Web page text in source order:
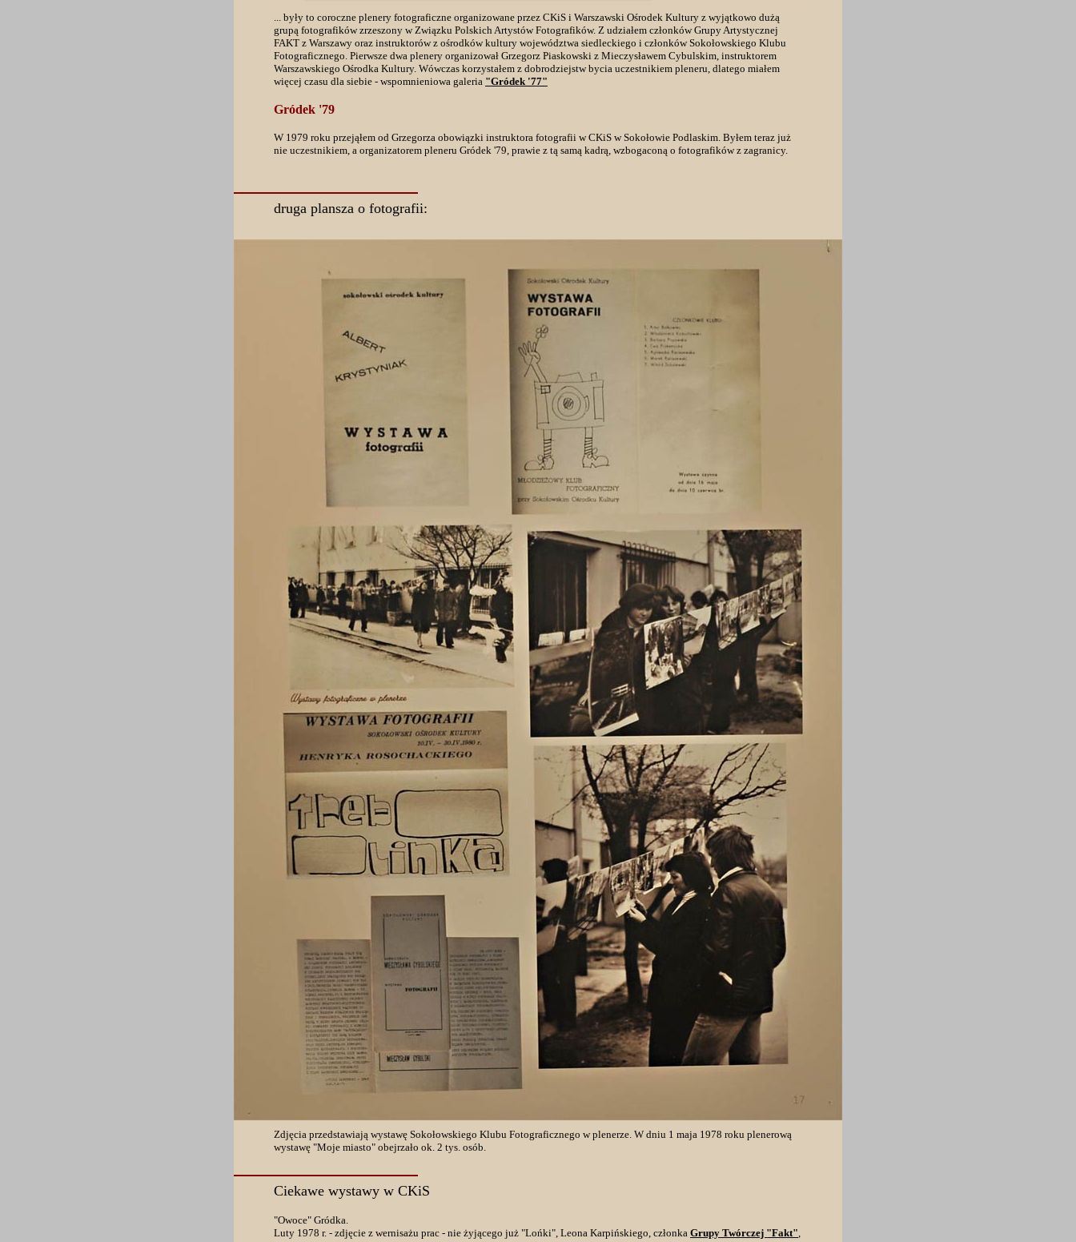
... były to coroczne plenery fotograficzne organizowane przez CKiS i Warszawski Ośrodek Kultury z wyjątkowo dużą
grupą fotografików zrzeszony w Związku Polskich Artystów Fotografików. Z udziałem członków Grupy Artystycznej
FAKT z Warszawy oraz instruktorów z ośrodków kultury województwa siedleckiego i członków Sokołowskiego Klubu
Fotograficznego. Pierwsze dwa plenery organizował Grzegorz Piaskowski z Mieczysławem Cybulskim, instruktorem
Warszawskiego Ośrodka Kultury. Wówczas korzystałem z dobrodziejstw bycia uczestnikiem pleneru, dlatego miałem
więcej czasu dla siebie - wspomnieniowa galeria "Gródek '77"
Gródek '79
W 1979 roku przejąłem od Grzegorza obowiązki instruktora fotografii w CKiS w Sokołowie Podlaskim. Byłem teraz już
nie uczestnikiem, a organizatorem pleneru Gródek '79, prawie z tą samą kadrą, wzbogaconą o fotografików z zagranicy.
druga plansza o fotografii:
Zdjęcia przedstawiają wystawę Sokołowskiego Klubu Fotograficznego w plenerze. W dniu 1 maja 1978 roku plenerową
wystawę "Moje miasto" obejrzało ok. 2 tys. osób.
Ciekawe wystawy w CKiS
"Owoce" Gródka.
Luty 1978 r. - zdjęcie z wernisażu prac - nie żyjącego już "Lońki", Leona Karpińskiego, członka Grupy Twórczej "Fakt",